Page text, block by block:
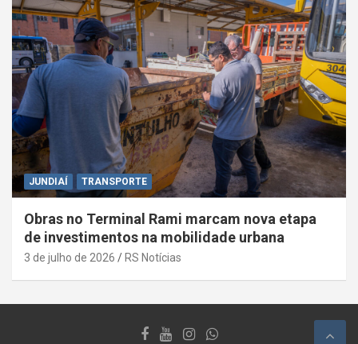
JUNDIAÍ TRANSPORTE
Obras no Terminal Rami marcam nova etapa
de investimentos na mobilidade urbana
3 de julho de 2026 RS Notícias